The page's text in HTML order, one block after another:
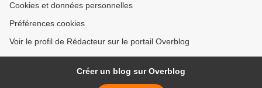
Cookies et données personnelles
Préférences cookies
Voir le profil de Rédacteur sur le portail Overblog
Créer un blog sur Overblog